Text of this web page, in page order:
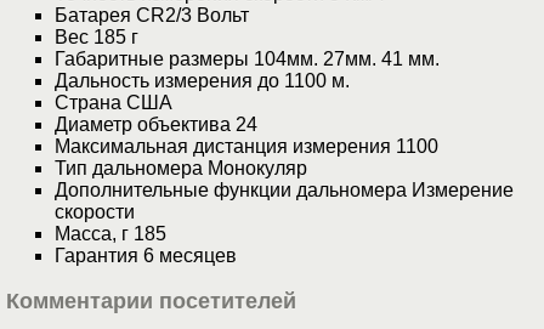
Батарея CR2/3 Вольт
Вес 185 г
Габаритные размеры 104мм. 27мм. 41 мм.
Дальность измерения до 1100 м.
Страна США
Диаметр объектива 24
Максимальная дистанция измерения 1100
Тип дальномера Монокуляр
Дополнительные функции дальномера Измерение
скорости
Масса, г 185
Гарантия 6 месяцев
Комментарии посетителей